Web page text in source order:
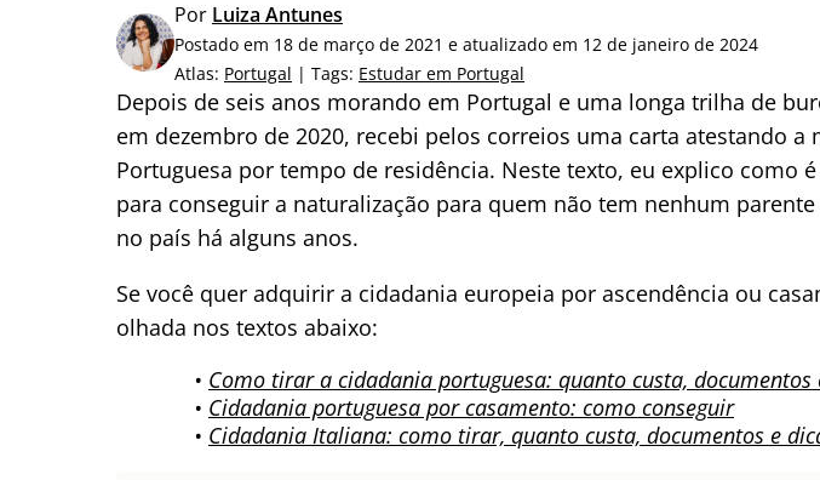
p
o
r
:
Por Luiza Antunes
Postado em 18 de março de 2021 e atualizado em 12 de janeiro de 2024
Atlas: Portugal | Tags: Estudar em Portugal
Depois de seis anos morando em Portugal e uma longa trilha de
em dezembro de 2020, recebi pelos correios uma carta atestando a
Portuguesa por tempo de residência. Neste texto, eu explico como
para conseguir a naturalização para quem não tem nenhum
no país há alguns anos.
Se você quer adquirir a cidadania europeia por ascendência ou
olhada nos textos abaixo:
• Como tirar a cidadania portuguesa: quanto custa, documentos
• Cidadania portuguesa por casamento: como conseguir
• Cidadania Italiana: como tirar, quanto custa, documentos e